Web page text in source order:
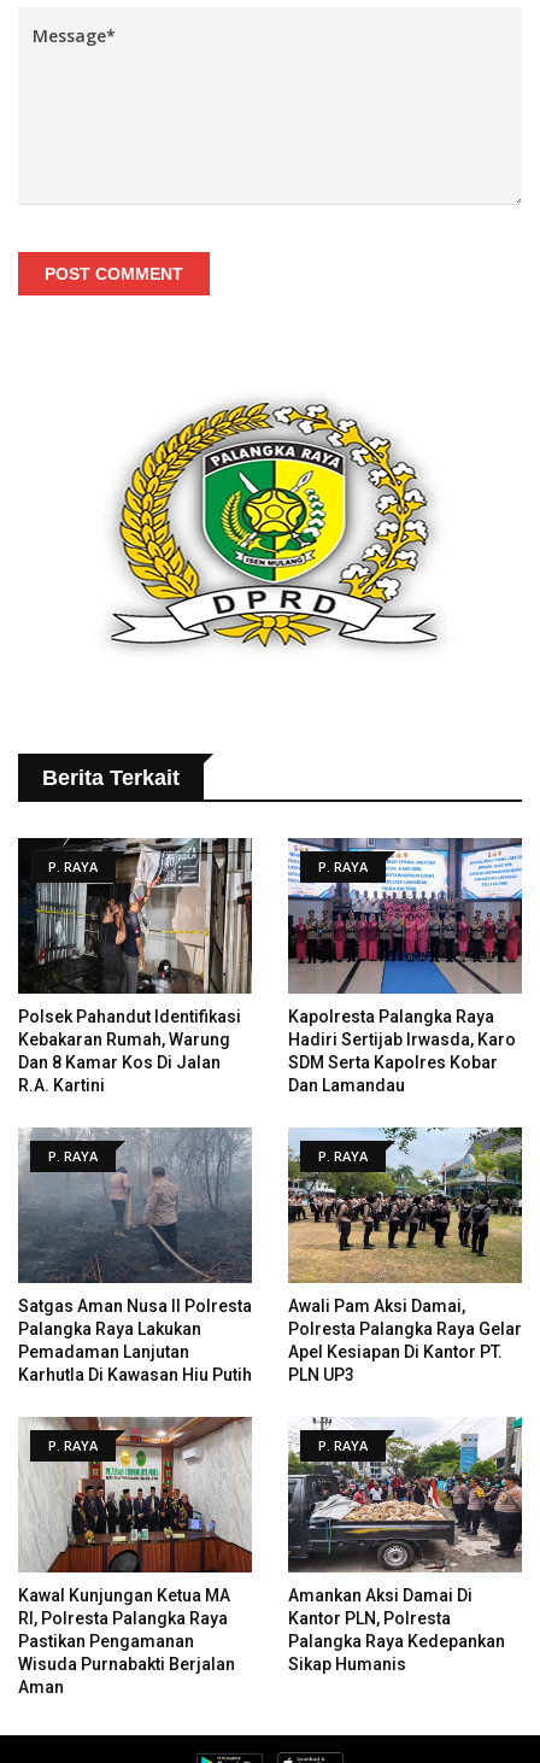
POST COMMENT
Berita Terkait
P. RAYA
Polsek Pahandut Identifikasi
Kebakaran Rumah, Warung
Dan 8 Kamar Kos Di Jalan
R.A. Kartini
P. RAYA
Kapolresta Palangka Raya
Hadiri Sertijab Irwasda, Karo
SDM Serta Kapolres Kobar
Dan Lamandau
P. RAYA
Satgas Aman Nusa II Polresta
Palangka Raya Lakukan
Pemadaman Lanjutan
Karhutla Di Kawasan Hiu Putih
P. RAYA
Awali Pam Aksi Damai,
Polresta Palangka Raya Gelar
Apel Kesiapan Di Kantor PT.
PLN UP3
P. RAYA
Kawal Kunjungan Ketua MA
RI, Polresta Palangka Raya
Pastikan Pengamanan
Wisuda Purnabakti Berjalan
Aman
P. RAYA
Amankan Aksi Damai Di
Kantor PLN, Polresta
Palangka Raya Kedepankan
Sikap Humanis